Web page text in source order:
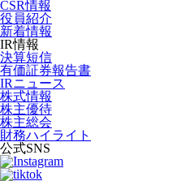
CSR情報
役員紹介
新着情報
IR情報
決算短信
有価証券報告書
IRニュース
株式情報
株主優待
株主総会
財務ハイライト
公式SNS